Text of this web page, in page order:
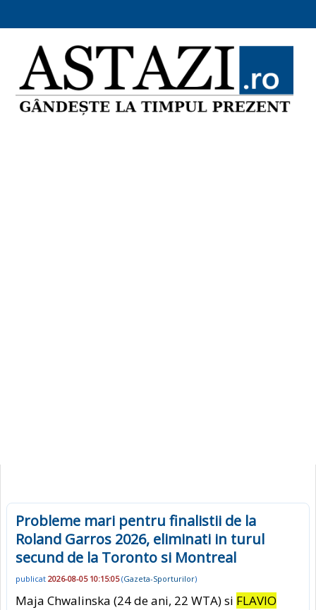
Probleme mari pentru finalistii de la
Roland Garros 2026, eliminati in turul
secund de la Toronto si Montreal
publicat 2026-08-05 10:15:05(Gazeta-Sporturilor)
Maja Chwalinska (24 de ani, 22 WTA) si FLAVIO